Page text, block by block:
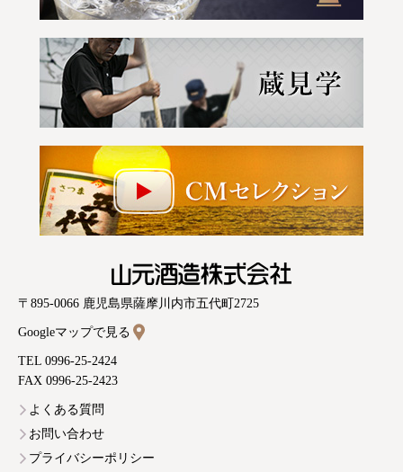
山元酒造株式会社
〒895-0066 鹿児島県薩摩川内市五代町2725
Googleマップで見る
TEL 0996-25-2424
FAX 0996-25-2423
よくある質問
お問い合わせ
プライバシーポリシー